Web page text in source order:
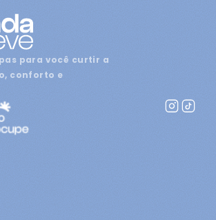
para você curtir a
conforto e